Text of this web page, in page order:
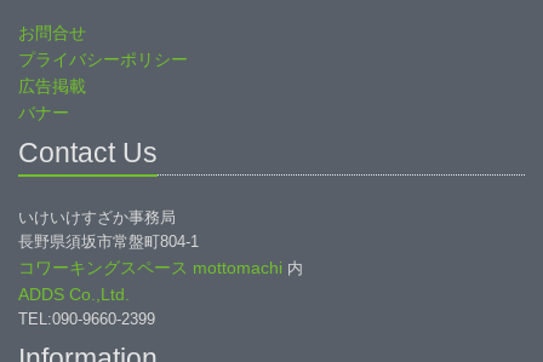
お問合せ
プライバシーポリシー
広告掲載
バナー
Contact Us
いけいけすざか事務局
長野県須坂市常盤町804-1
コワーキングスペース mottomachi 内
ADDS Co.,Ltd.
TEL:090-9660-2399